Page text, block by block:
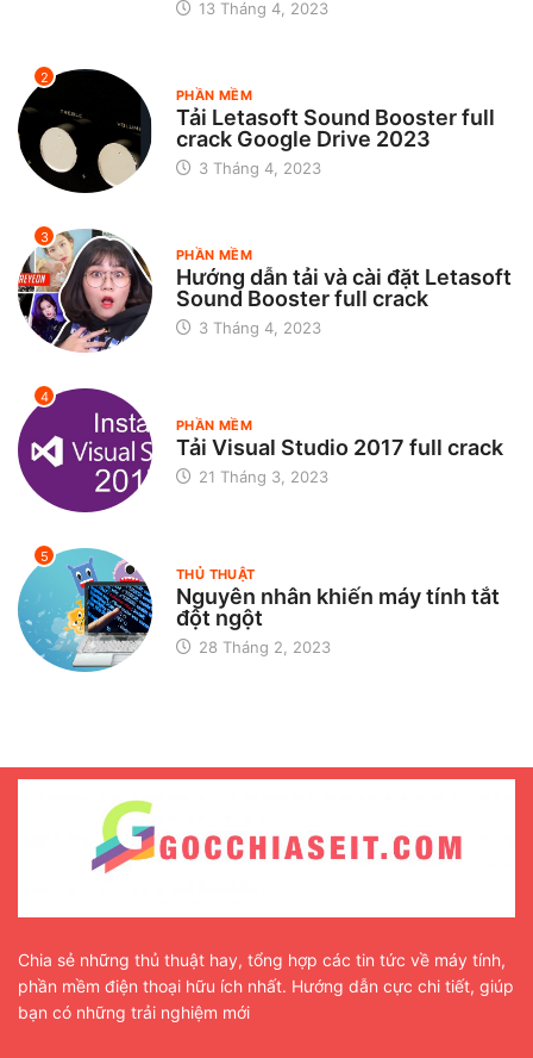
13 Tháng 4, 2023
2
PHẦN MỀM
Tải Letasoft Sound Booster full
crack Google Drive 2023
3 Tháng 4, 2023
3
PHẦN MỀM
Hướng dẫn tải và cài đặt Letasoft
Sound Booster full crack
3 Tháng 4, 2023
4
PHẦN MỀM
Tải Visual Studio 2017 full crack
21 Tháng 3, 2023
5
THỦ THUẬT
Nguyên nhân khiến máy tính tắt
đột ngột
28 Tháng 2, 2023
Chia sẻ những thủ thuật hay, tổng hợp các tin tức về máy tính,
phần mềm điện thoại hữu ích nhất. Hướng dẫn cực chi tiết, giúp
bạn có những trải nghiệm mới